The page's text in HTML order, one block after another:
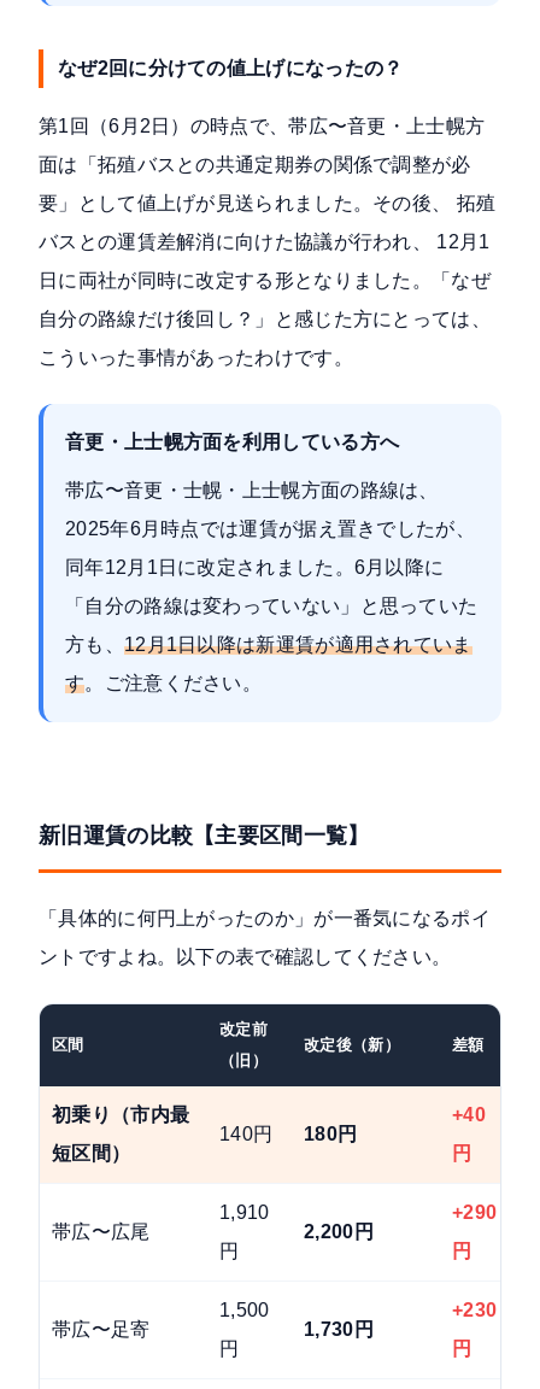
なぜ2回に分けての値上げになったの？
第1回（6月2日）の時点で、帯広〜音更・上士幌方
面は「拓殖バスとの共通定期券の関係で調整が必
要」として値上げが見送られました。その後、 拓殖
バスとの運賃差解消に向けた協議が行われ、 12月1
日に両社が同時に改定する形となりました。「なぜ
自分の路線だけ後回し？」と感じた方にとっては、
こういった事情があったわけです。
音更・上士幌方面を利用している方へ
帯広〜音更・士幌・上士幌方面の路線は、
2025年6月時点では運賃が据え置きでしたが、
同年12月1日に改定されました。6月以降に
「自分の路線は変わっていない」と思っていた
方も、 12月1日以降は新運賃が適用されていま
す。ご注意ください。
新旧運賃の比較【主要区間一覧】
「具体的に何円上がったのか」が一番気になるポイ
ントですよね。以下の表で確認してください。
区間
改定前
（旧）
改定後（新） 差額
初乗り（市内最
短区間）
140円 180円
+40
円
帯広〜広尾
1,910
円
2,200円
+290
円
帯広〜足寄
1,500
円
1,730円
+230
円